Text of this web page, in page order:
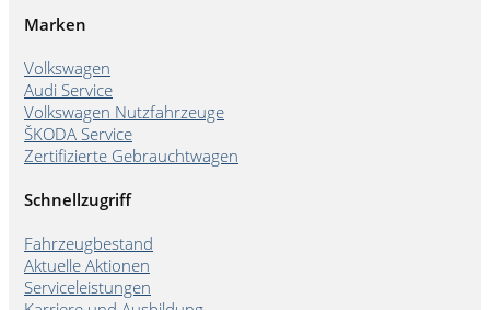
Marken
Volkswagen
Audi Service
Volkswagen Nutzfahrzeuge
ŠKODA Service
Zertifizierte Gebrauchtwagen
Schnellzugriff
Fahrzeugbestand
Aktuelle Aktionen
Serviceleistungen